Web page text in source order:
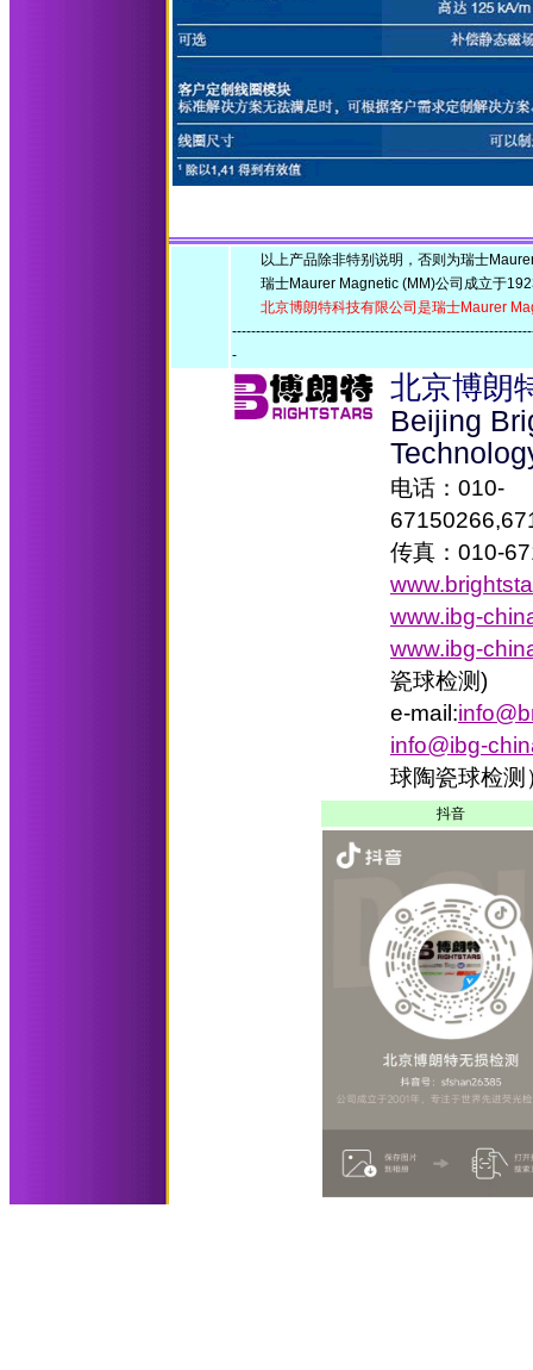
以上产品除非特别说明，否则为瑞士
瑞士Maurer Magnetic (MM)公司成立于
北京博朗特科技有限公司是瑞士Maurer
-
北京博朗
Beijing
电话：010-
传真：010-
www.ibg-
www.ibg-
瓷球检测)
e-mail:
info@ibg-
球陶瓷球检测
抖音